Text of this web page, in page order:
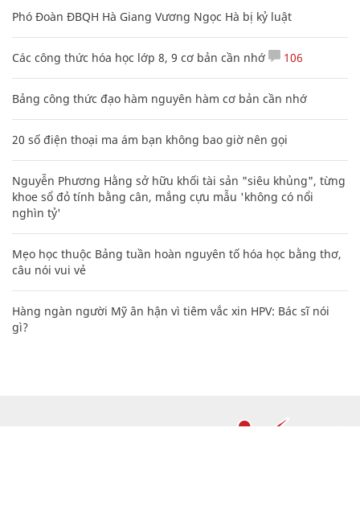
Phó Đoàn ĐBQH Hà Giang Vương Ngọc Hà bị kỷ luật
Các công thức hóa học lớp 8, 9 cơ bản cần nhớ 106
Bảng công thức đạo hàm nguyên hàm cơ bản cần nhớ
20 số điện thoại ma ám bạn không bao giờ nên gọi
Nguyễn Phương Hằng sở hữu khối tài sản "siêu khủng", từng
khoe sổ đỏ tính bằng cân, mắng cựu mẫu 'không có nổi
nghìn tỷ'
Mẹo học thuộc Bảng tuần hoàn nguyên tố hóa học bằng thơ,
câu nói vui vẻ
Hàng ngàn người Mỹ ân hận vì tiêm vắc xin HPV: Bác sĩ nói
gì?